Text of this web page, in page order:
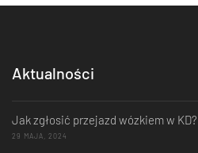
Aktualności
Jak zgłosić przejazd wózkiem w KD?
29 MAJA, 2024